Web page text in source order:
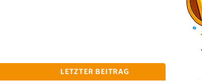
LETZTER BEITRAG